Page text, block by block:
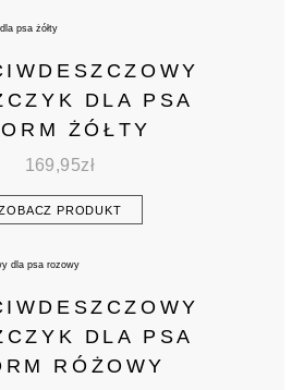
DLA PSA
ŻÓŁTY
169,95zł
PRODUKT
DLA PSA
RÓŻOWY